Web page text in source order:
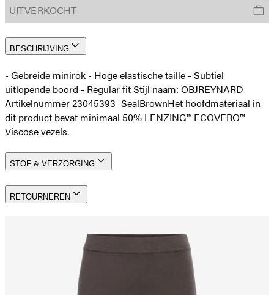
UITVERKOCHT
BESCHRIJVING
- Gebreide minirok - Hoge elastische taille - Subtiel
uitlopende boord - Regular fit Stijl naam: OBJREYNARD
Artikelnummer 23045393_SealBrownHet hoofdmateriaal in
dit product bevat minimaal 50% LENZING™ ECOVERO™
Viscose vezels.
STOF & VERZORGING
RETOURNEREN